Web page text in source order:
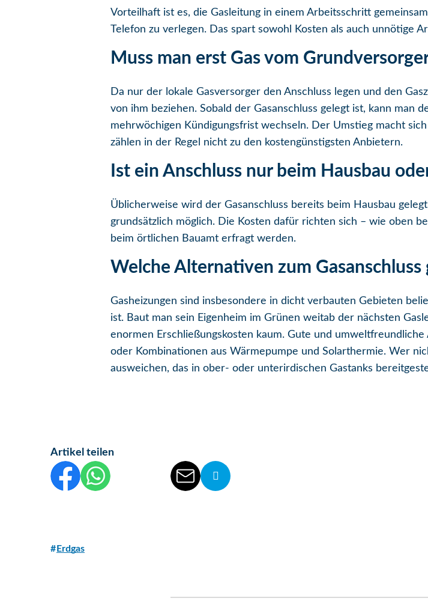
Vorteilhaft ist es, die Gasleitung in einem Arbeitsschritt
Telefon zu verlegen. Das spart sowohl Kosten als auch unnötige
Muss man erst Gas vom
Da nur der lokale Gasversorger den Anschluss legen und den
von ihm beziehen. Sobald der Gasanschluss gelegt ist, kann man
mehrwöchigen Kündigungsfrist wechseln. Der Umstieg macht
zählen in der Regel nicht zu den kostengünstigsten Anbietern.
Ist ein Anschluss nur beim Hausbau
Üblicherweise wird der Gasanschluss bereits beim Hausbau
grundsätzlich möglich. Die Kosten dafür richten sich – wie oben
beim örtlichen Bauamt erfragt werden.
Welche Alternativen zum Gasanschluss
Gasheizungen sind insbesondere in dicht verbauten Gebieten
ist. Baut man sein Eigenheim im Grünen weitab der nächsten
enormen Erschließungskosten kaum. Gute und
oder Kombinationen aus Wärmepumpe und Solarthermie. Wer
ausweichen, das in ober- oder unterirdischen Gastanks
Artikel teilen
Diesen Beitrag auf Facebook teilen
Diesen Beitrag auf WhatsApp teilen
Diesen Beitrag auf Threads teilen
Diesen Beitrag auf linkedIn teilen
Diesen Beitrag per E-Mail versenden
Die Url von diesem Beitrag kopieren
Erdgas